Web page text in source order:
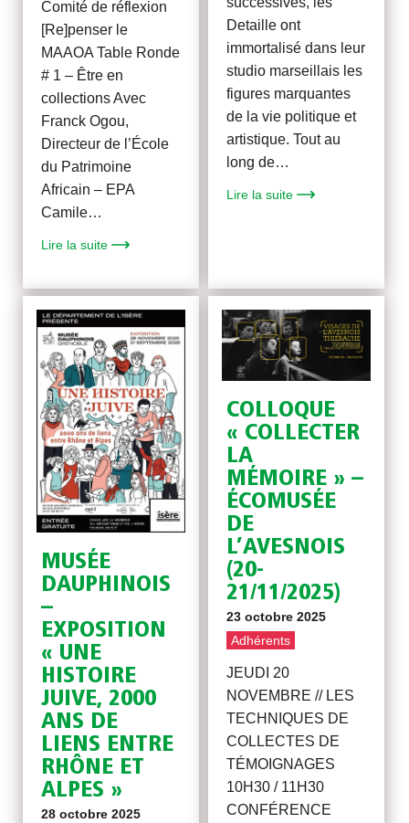
Comité de réflexion
[Re]penser le
MAAOA Table Ronde
# 1 – Être en
collections Avec
Franck Ogou,
Directeur de l’École
du Patrimoine
Africain – EPA
Camile…
Lire la suite
Detaille ont
immortalisé dans leur
studio marseillais les
figures marquantes
de la vie politique et
artistique. Tout au
long de…
Lire la suite
MUSÉE
DAUPHINOIS
–
EXPOSITION
« UNE
HISTOIRE
JUIVE, 2000
ANS DE
LIENS ENTRE
RHÔNE ET
ALPES »
28 octobre 2025
COLLOQUE
« COLLECTER
LA
MÉMOIRE » –
ÉCOMUSÉE
DE
L’AVESNOIS
(20-
21/11/2025)
23 octobre 2025
Adhérents
JEUDI 20
NOVEMBRE // LES
TECHNIQUES DE
COLLECTES DE
TÉMOIGNAGES
10H30 / 11H30
CONFÉRENCE